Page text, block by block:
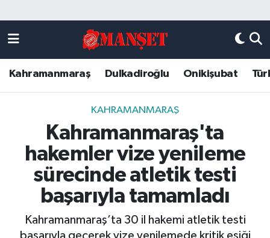
Kahramanmaraş Dulkadiroğlu Onikişubat
KAHRAMANMARAŞ
Kahramanmaraş'ta
hakemler vize yenileme
sürecinde atletik testi
başarıyla tamamladı
Kahramanmaraş’ta 30 il hakemi atletik testi
başarıyla geçerek vize yenilemede kritik eşiği
DULKADİROĞLU
KAHRAMANMARAŞ
ONİKİŞUBAT
ÖZEL HABER
Künye
Kahramanmaraş Nöbetçi Eczaneler
Kahramanmaraş Hava Durumu
Kahramanmaraş Trafik Yoğunluk Haritası
Süper Lig Puan Durumu ve Fikstür
Tüm Manşetler
Son Dakika Haberleri
Haber Arşivi